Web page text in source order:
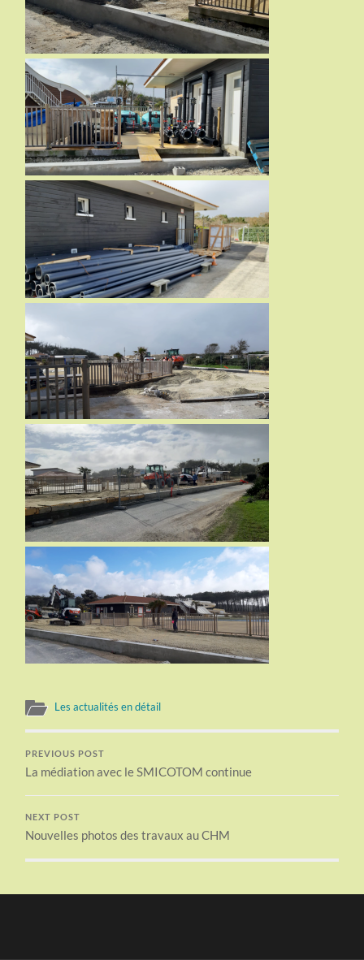
Les actualités en détail
PREVIOUS POST
La médiation avec le SMICOTOM continue
NEXT POST
Nouvelles photos des travaux au CHM